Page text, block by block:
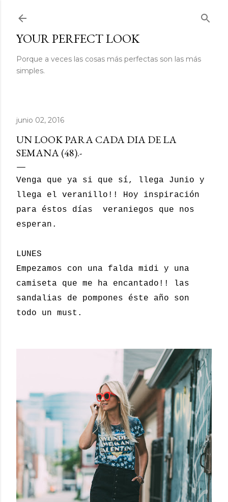
YOUR PERFECT LOOK
Porque a veces las cosas más perfectas son las más
simples.
junio 02, 2016
UN LOOK PARA CADA DIA DE LA
SEMANA (48).-
Venga que ya si que sí, llega Junio y
llega el veranillo!! Hoy inspiración
para éstos días veraniegos que nos
esperan.
LUNES
Empezamos con una falda midi y una
camiseta que me ha encantado!! las
sandalias de pompones éste año son
todo un must.